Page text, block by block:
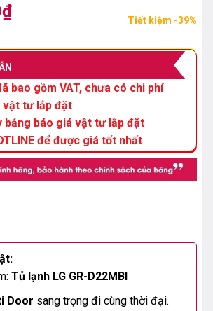
₫ Tiết kiệm -39%
bao gồm VAT, chưa có chi phí
vật tư lắp đặt
bảng báo giá vật tư lắp đặt
để được giá tốt nhất
Tủ lạnh LG GR-D22MBI
Door sang trọng đi cùng thời đại.